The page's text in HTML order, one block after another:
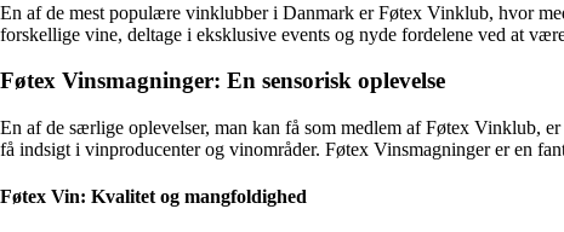
En af de mest populære vinklubber i Danmark er Føtex Vinklub, hvor
forskellige vine, deltage i eksklusive events og nyde fordelene ved at
Føtex Vinsmagninger: En sensorisk oplevelse
En af de særlige oplevelser, man kan få som medlem af Føtex Vinklub,
få indsigt i vinproducenter og vinområder. Føtex Vinsmagninger er en
Føtex Vin: Kvalitet og mangfoldighed